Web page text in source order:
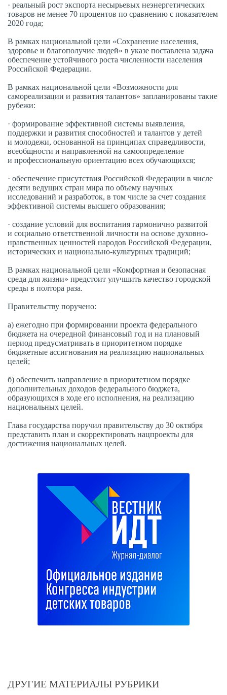
· реальный рост экспорта несырьевых неэнергетических
товаров не менее 70 процентов по сравнению с показателем
2020 года;
В рамках национальной цели «Сохранение населения,
здоровье и благополучие людей» в указе поставлена задача
обеспечение устойчивого роста численности населения
Российской Федерации.
В рамках национальной цели «Возможности для
самореализации и развития талантов» запланированы такие
рубежи:
· формирование эффективной системы выявления,
поддержки и развития способностей и талантов у детей
и молодежи, основанной на принципах справедливости,
всеобщности и направленной на самоопределение
и профессиональную ориентацию всех обучающихся;
· обеспечение присутствия Российской Федерации в числе
десяти ведущих стран мира по объему научных
исследований и разработок, в том числе за счет создания
эффективной системы высшего образования;
· создание условий для воспитания гармонично развитой
и социально ответственной личности на основе духовно-
нравственных ценностей народов Российской Федерации,
исторических и национально-культурных традиций;
В рамках национальной цели «Комфортная и безопасная
среда для жизни» предстоит улучшить качество городской
среды в полтора раза.
Правительству поручено:
а) ежегодно при формировании проекта федерального
бюджета на очередной финансовый год и на плановый
период предусматривать в приоритетном порядке
бюджетные ассигнования на реализацию национальных
целей;
б) обеспечить направление в приоритетном порядке
дополнительных доходов федерального бюджета,
образующихся в ходе его исполнения, на реализацию
национальных целей.
Глава государства поручил правительству до 30 октября
представить план и скорректировать нацпроекты для
достижения национальных целей.
ДРУГИЕ МАТЕРИАЛЫ РУБРИКИ